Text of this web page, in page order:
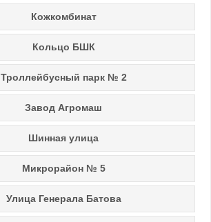
Кожкомбинат
Кольцо БШК
Троллейбусный парк № 2
Завод Агромаш
Шинная улица
Микрорайон № 5
Улица Генерала Батова